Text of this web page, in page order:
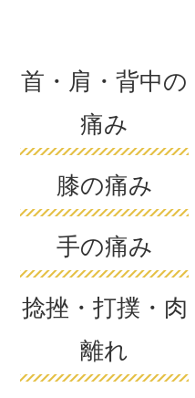
首・肩・背中の
痛み
膝の痛み
手の痛み
捻挫・打撲・肉
離れ